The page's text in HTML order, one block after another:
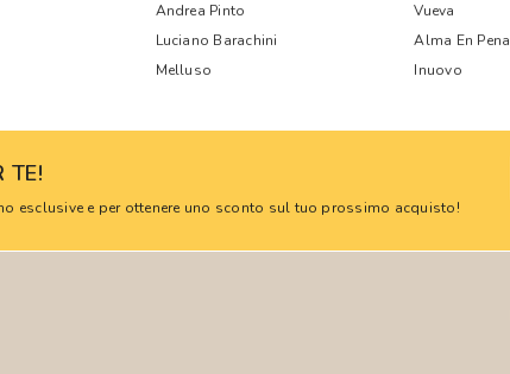
Andrea Pinto
Vueva
Luciano Barachini
Alma En Pena
Melluso
Inuovo
TE!
esclusive e per ottenere uno sconto sul tuo prossimo acquisto!